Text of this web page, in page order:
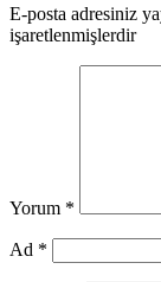
E-posta adresiniz
işaretlenmişlerdir
Yorum *
Ad *